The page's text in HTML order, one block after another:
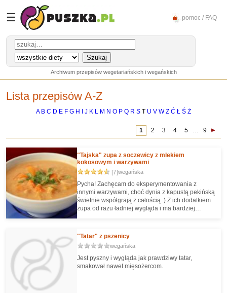
☰ pomoc / FAQ
Archiwum przepisów wegetariańskich i wegańskich
Lista przepisów A-Z
A B C D E F G H J K L M N O P Q R S T U V W Z Ć Ł Ś Ż
1 2 3 4 5 … 9
"Tajska" zupa z soczewicy z mlekiem
kokosowym i warzywami
[7]wegańska
Pycha! Zachęcam do eksperymentowania z
innymi warzywami, choć dynia z kapustą pekińską
świetnie współgrają z całością :) Z ich dodatkiem
zupa od razu ładniej wygląda i ma bardziej
"Tatar" z pszenicy
wegańska
Jest pyszny i wygląda jak prawdziwy tatar,
smakował nawet mięsożercom.